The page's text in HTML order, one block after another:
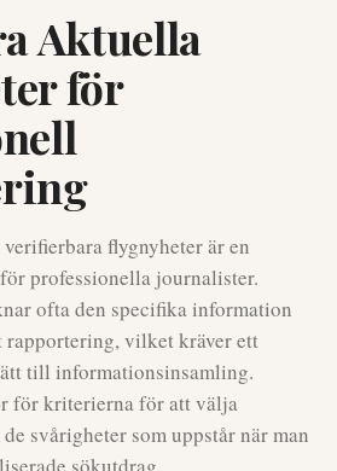
Aktuella
för
flygnyheter är en
professionella journalister.
ofta den specifika information
rapportering, vilket kräver ett
till informationsinsamling.
för kriterierna för att välja
svårigheter som uppstår när man